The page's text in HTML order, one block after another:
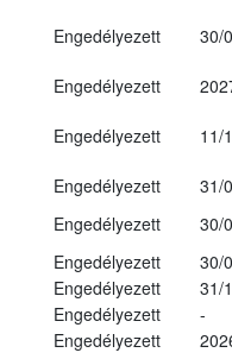
Engedélyezett 30/
Engedélyezett
Engedélyezett 11/
Engedélyezett
31/
Engedélyezett
30/
Engedélyezett
30/
Engedélyezett
31/
Engedélyezett
-
Engedélyezett